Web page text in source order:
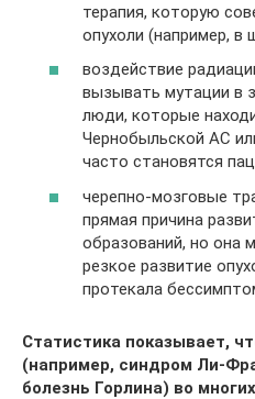
терапия, которую
опухоли (например, в
воздействие
вызывать мутации в
люди, которые
Чернобыльской АС
часто становятся
черепно-мозговые
прямая причина
образований, но она
резкое развитие
протекала
Статистика показывает,
(например, синдром Ли-
болезнь Горлина) во